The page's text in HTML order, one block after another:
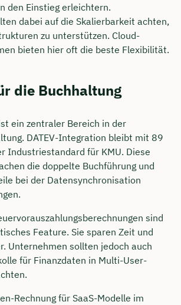
den Einstieg erleichtern.
dabei auf die Skalierbarkeit achten,
zu unterstützen. Cloud-
bieten hier oft die beste Flexibilität.
die Buchhaltung
ein zentraler Bereich in der
DATEV-Integration bleibt mit 89
Industriestandard für KMU. Diese
die doppelte Buchführung und
bei der Datensynchronisation
sind
Feature. Sie sparen Zeit und
Unternehmen sollten jedoch auch
für Finanzdaten in Multi-User-
Rechnung für SaaS-Modelle im